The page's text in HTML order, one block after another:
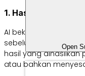
Open
1. Hasil yang
AI bekerja
sebelumnya. Jika
hasil yang dihasilkan
atau bahkan